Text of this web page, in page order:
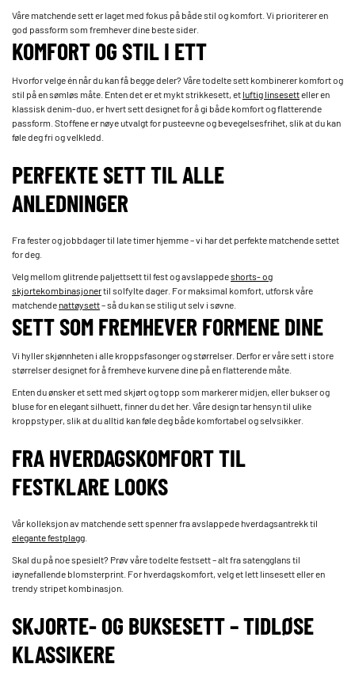
Våre matchende sett er laget med fokus på både stil og komfort. Vi prioriterer en
god passform som fremhever dine beste sider.
KOMFORT OG STIL I ETT
Hvorfor velge én når du kan få begge deler? Våre todelte sett kombinerer komfort og
stil på en sømløs måte. Enten det er et mykt strikkesett, etluftig linsesetteller en
klassisk denim-duo, er hvert sett designet for å gi både komfort og flatterende
passform. Stoffene er nøye utvalgt for pusteevne og bevegelsesfrihet, slik at du kan
føle deg fri og velkledd.
PERFEKTE SETT TIL ALLE
ANLEDNINGER
Fra fester og jobbdager til late timer hjemme – vi har det perfekte matchende settet
for deg.
Velg mellom glitrende paljettsett til fest og avslappedeshorts- og
skjortekombinasjonertil solfylte dager. For maksimal komfort, utforsk våre
matchendenattøysett– så du kan se stilig ut selv i søvne.
SETT SOM FREMHEVER FORMENE DINE
Vi hyller skjønnheten i alle kroppsfasonger og størrelser. Derfor er våre sett i store
størrelser designet for å fremheve kurvene dine på en flatterende måte.
Enten du ønsker et sett med skjørt og topp som markerer midjen, eller bukser og
bluse for en elegant silhuett, finner du det her. Våre design tar hensyn til ulike
kroppstyper, slik at du alltid kan føle deg både komfortabel og selvsikker.
FRA HVERDAGSKOMFORT TIL
FESTKLARE LOOKS
Vår kolleksjon av matchende sett spenner fra avslappede hverdagsantrekk til
elegante festplagg
Skal du på noe spesielt? Prøv våre todelte festsett – alt fra satengglans til
iøynefallende blomsterprint. For hverdagskomfort, velg et lett linsesett eller en
trendy stripet kombinasjon.
SKJORTE- OG BUKSESETT – TIDLØSE
KLASSIKERE